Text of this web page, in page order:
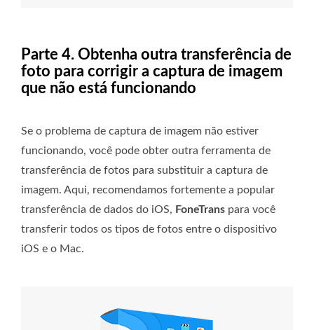
Parte 4. Obtenha outra transferência de
foto para corrigir a captura de imagem
que não está funcionando
Se o problema de captura de imagem não estiver
funcionando, você pode obter outra ferramenta de
transferência de fotos para substituir a captura de
imagem. Aqui, recomendamos fortemente a popular
transferência de dados do iOS, FoneTrans para você
transferir todos os tipos de fotos entre o dispositivo
iOS e o Mac.